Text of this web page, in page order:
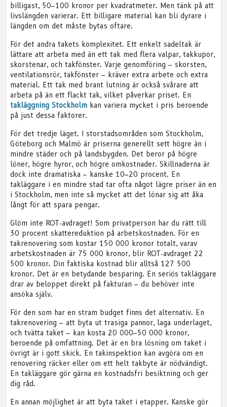
billigast, 50–100 kronor per kvadratmeter. Men tänk på att
livslängden varierar. Ett billigare material kan bli dyrare i
längden om det måste bytas oftare.
För det andra takets komplexitet. Ett enkelt sadeltak är
lättare att arbeta med än ett tak med flera valpar, takkupor,
skorstenar, och takfönster. Varje genomföring – skorsten,
ventilationsrör, takfönster – kräver extra arbete och extra
material. Ett tak med brant lutning är också svårare att
arbeta på än ett flackt tak, vilket påverkar priset. En
takläggning Stockholm kan variera mycket i pris beroende
på just dessa faktorer.
För det tredje läget. I storstadsområden som Stockholm,
Göteborg och Malmö är priserna generellt sett högre än i
mindre städer och på landsbygden. Det beror på högre
löner, högre hyror, och högre omkostnader. Skillnaderna är
dock inte dramatiska – kanske 10–20 procent. En
takläggare i en mindre stad tar ofta något lägre priser än en
i Stockholm, men inte så mycket att det lönar sig att åka
långt för att spara pengar.
Glöm inte ROT-avdraget! Som privatperson har du rätt till
30 procent skattereduktion på arbetskostnaden. För en
takrenovering som kostar 150 000 kronor totalt, varav
arbetskostnaden är 75 000 kronor, blir ROT-avdraget 22
500 kronor. Din faktiska kostnad blir alltså 127 500
kronor. Det är en betydande besparing. En seriös takläggare
drar av beloppet direkt på fakturan – du behöver inte
ansöka själv.
För den som har en stram budget finns det alternativ. En
takrenovering – att byta ut trasiga pannor, laga underlaget,
och tvätta taket – kan kosta 20 000–50 000 kronor,
beroende på omfattning. Det är en bra lösning om taket i
övrigt är i gott skick. En takinspektion kan avgöra om en
renovering räcker eller om ett helt takbyte är nödvändigt.
En takläggare gör gärna en kostnadsfri besiktning och ger
dig råd.
En annan möjlighet är att byta taket i etapper. Kanske gör